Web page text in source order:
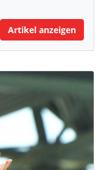
Artikel anzeigen